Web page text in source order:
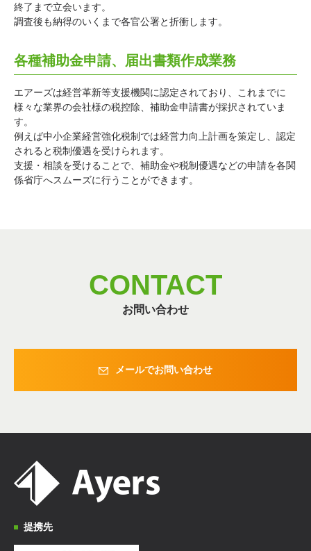
終了まで立会います。
調査後も納得のいくまで各官公署と折衝します。
各種補助金申請、届出書類作成業務
エアーズは経営革新等支援機関に認定されており、これまでに
様々な業界の会社様の税控除、補助金申請書が採択されていま
す。
例えば中小企業経営強化税制では経営力向上計画を策定し、認定
されると税制優遇を受けられます。
支援・相談を受けることで、補助金や税制優遇などの申請を各関
係省庁へスムーズに行うことができます。
CONTACT
お問い合わせ
メールでお問い合わせ
提携先